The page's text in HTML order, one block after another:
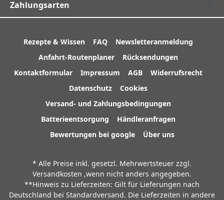
Zahlungsarten
Rezepte & Wissen FAQ
Newsletteranmeldung
Anfahrt-Routenplaner
Rücksendungen
Kontaktformular
Impressum AGB
Widerrufsrecht
Datenschutz
Cookies
Versand- und Zahlungsbedingungen
Batterieentsorgung
Händleranfragen
Bewertungen bei google
Über uns
* Alle Preise inkl. gesetzl. Mehrwertsteuer zzgl.
Versandkosten ,wenn nicht anders angegeben.
**Hinweis zu Lieferzeiten: Gilt für Lieferungen nach
Deutschland bei Standardversand. Die Lieferzeiten in andere